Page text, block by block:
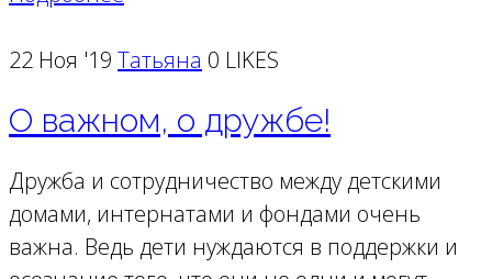
22 Ноя '19 Татьяна 0 LIKES
О важном, о дружбе!
Дружба и сотрудничество между детскими
домами, интернатами и фондами очень
важна. Ведь дети нуждаются в поддержки и